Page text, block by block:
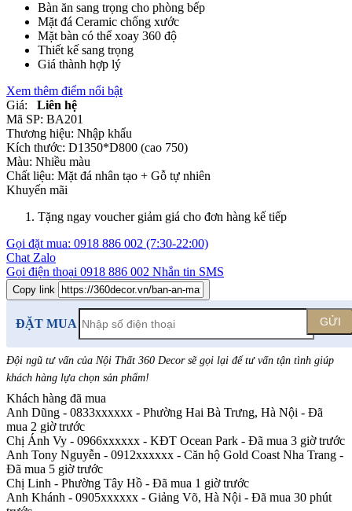
Bàn ăn sang trọng cho phòng bếp
Mặt đá Ceramic chống xước
Mặt bàn có thể xoay 360 độ
Thiết kế sang trọng
Giá thành hợp lý
Xem thêm điểm nổi bật
Giá:
Liên hệ
Mã SP: BA201
Thương hiệu: Nhập khẩu
Kích thước: D1350*D800 (cao 750)
Màu: Nhiều màu
Chất liệu: Mặt đá nhân tạo + Gỗ tự nhiên
Khuyến mãi
Tặng ngay voucher giảm giá cho đơn hàng kế tiếp
Gọi đặt mua: 0918 886 002 (7:30-22:00)
Chat Zalo
Gọi điện thoại 0918 886 002 Nhắn tin SMS
Copy link
ĐẶT MUA GỬI
Đội ngũ tư vấn của Nội Thất 360 Decor sẽ gọi lại để tư vấn tận tình giúp
khách hàng lựa chọn sản phẩm!
Khách hàng đã mua
Anh Dũng - 0833xxxxxx - Phường Hai Bà Trưng, Hà Nội - Đã
mua 2 giờ trước
Chị Ánh Vy - 0966xxxxxx - KĐT Ocean Park - Đã mua 3 giờ trước
Anh Tony Nguyễn - 0912xxxxxx - Căn hộ Gold Coast Nha Trang -
Đã mua 5 giờ trước
Chị Linh - Phường Tây Hồ - Đã mua 1 giờ trước
Anh Khánh - 0905xxxxxx - Giảng Võ, Hà Nội - Đã mua 30 phút